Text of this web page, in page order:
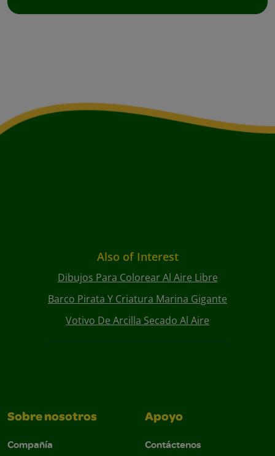
Also of Interest
Dibujos Para Colorear Al Aire Libre
Barco Pirata Y Criatura Marina Gigante
Votivo De Arcilla Secado Al Aire
Sobre nosotros
Compañía
Apoyo
Contáctenos